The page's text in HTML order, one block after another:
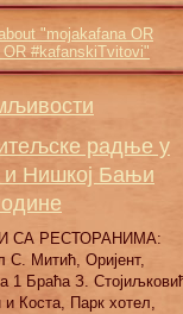
"mojakafana OR
OR #kafanskiTvitovi"
радње у
Нишкој Бањи
СА РЕСТОРАНИМА:
С. Митић, Оријент,
1 Браћа З.
Коста, Парк хотел,